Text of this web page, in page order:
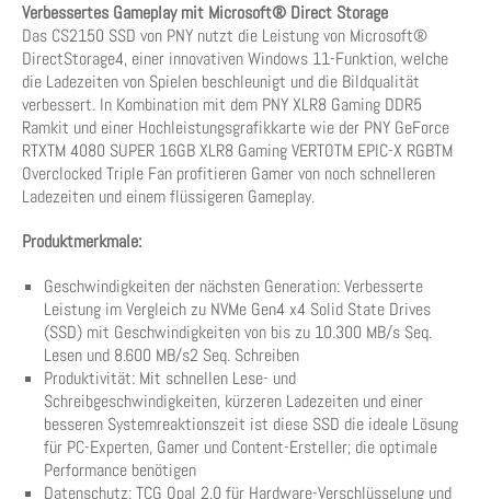
Verbessertes Gameplay mit Microsoft® Direct Storage
Das CS2150 SSD von PNY nutzt die Leistung von Microsoft®
DirectStorage4, einer innovativen Windows 11-Funktion, welche
die Ladezeiten von Spielen beschleunigt und die Bildqualität
verbessert. In Kombination mit dem PNY XLR8 Gaming DDR5
Ramkit und einer Hochleistungsgrafikkarte wie der PNY GeForce
RTXTM 4080 SUPER 16GB XLR8 Gaming VERTOTM EPIC-X RGBTM
Overclocked Triple Fan profitieren Gamer von noch schnelleren
Ladezeiten und einem flüssigeren Gameplay.
Produktmerkmale:
Geschwindigkeiten der nächsten Generation: Verbesserte
Leistung im Vergleich zu NVMe Gen4 x4 Solid State Drives
(SSD) mit Geschwindigkeiten von bis zu 10.300 MB/s Seq.
Lesen und 8.600 MB/s2 Seq. Schreiben
Produktivität: Mit schnellen Lese- und
Schreibgeschwindigkeiten, kürzeren Ladezeiten und einer
besseren Systemreaktionszeit ist diese SSD die ideale Lösung
für PC-Experten, Gamer und Content-Ersteller; die optimale
Performance benötigen
Datenschutz: TCG Opal 2.0 für Hardware-Verschlüsselung und